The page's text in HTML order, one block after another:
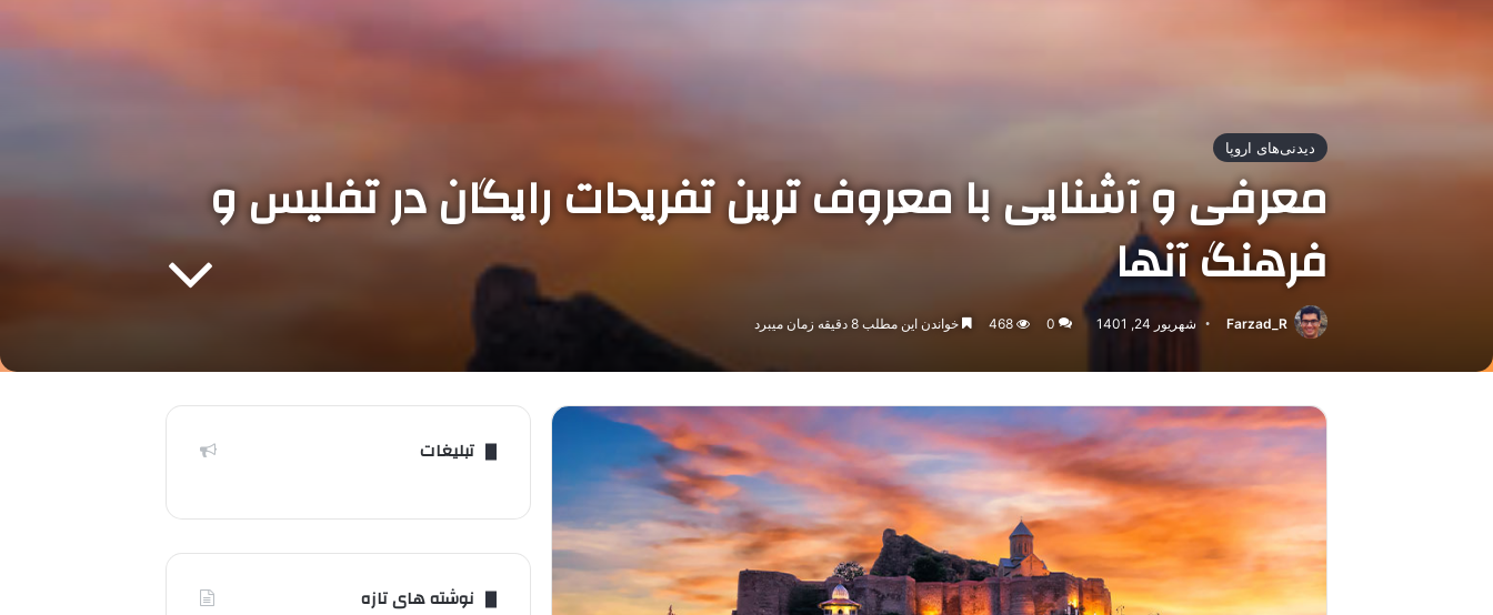
دیدنی‌های اروپا
معرفی و آشنایی با معروف ترین تفریحات رایگان در تفلیس و
فرهنگ آنها
Farzad_R شهریور 24, 1401 0
468 خواندن این مطلب 8 دقیقه زمان میبرد
تبلیغات
نوشته های تازه